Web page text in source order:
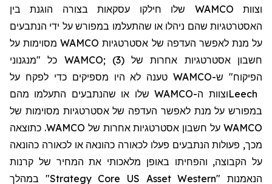
וצוות WAMCO שלו חילקו עסקאות בצורה הוגנת בין
האסטרטגיות שהם ניהלו או שהתעלמו במפורש על ידי הנתבעים
על מנת לאפשר העדפה של אסטרטגיות WAMCO מסוימות על
חשבון אסטרטגיות אחרות של WAMCO; (3) כל "מנגנוני
הפיקוח" ש-WAMCO טענה לא היו מספיקים כדי לפקח על
Leech
וצוות ה-WAMCO שלו או שהנתבעים התעלמו מהם
במפורש על מנת לאפשר העדפה של אסטרטגיות מסוימות של
WAMCO על חשבון אסטרטגיות אחרות של WAMCO. כתוצאה
מכך, פעולות הנתבעים פעלו לכאורה כהונאה אולכאורה כהונאה
על הקבוצה, והפחיתו באופן מלאכותי את המחיר של קרנות
הנאמנות "Western
Asset
Core
Strategy" במהלך